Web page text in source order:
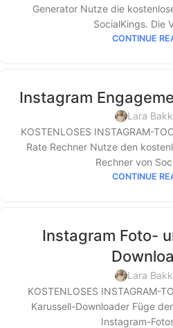
Generator Nutze die
SocialKings. Die
CONTINUE
Instagram
Lara
KOSTENLOSES INSTAGRAM-
Rate Rechner Nutze den
Rechner von
CONTINUE
Instagram Foto-
Lara
KOSTENLOSES INSTAGRAM-
Karussell-Downloader Füge
Instagram-